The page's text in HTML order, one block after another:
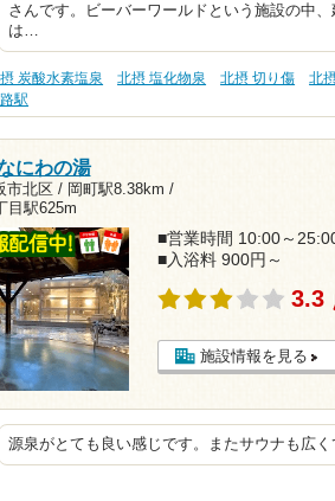
さんです。ビーバーワールドという施設の中
は…
炭酸水素塩泉 北摂 塩化物泉 北摂 切り傷 北
駅
にわの湯
市北区 / 岡町駅8.38km /
目駅625m
■営業時間 10:00～
■入浴料 900円～
3.3
施設情報を見る
源泉がとても良い感じです。またサウナも広